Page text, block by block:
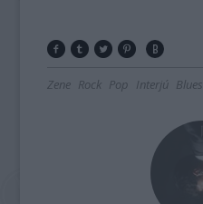
Zene Rock Pop Interjú Blues